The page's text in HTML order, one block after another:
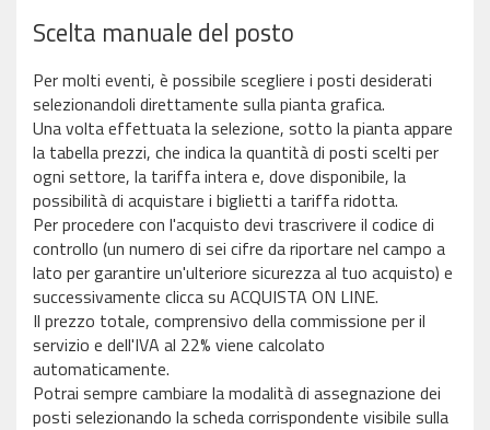
Scelta manuale del posto
Per molti eventi, è possibile scegliere i posti desiderati
selezionandoli direttamente sulla pianta grafica.
Una volta effettuata la selezione, sotto la pianta appare
la tabella prezzi, che indica la quantità di posti scelti per
ogni settore, la tariffa intera e, dove disponibile, la
possibilità di acquistare i biglietti a tariffa ridotta.
Per procedere con l'acquisto devi trascrivere il codice di
controllo (un numero di sei cifre da riportare nel campo a
lato per garantire un'ulteriore sicurezza al tuo acquisto) e
successivamente clicca su ACQUISTA ON LINE.
Il prezzo totale, comprensivo della commissione per il
servizio e dell'IVA al 22% viene calcolato
automaticamente.
Potrai sempre cambiare la modalità di assegnazione dei
posti selezionando la scheda corrispondente visibile sulla